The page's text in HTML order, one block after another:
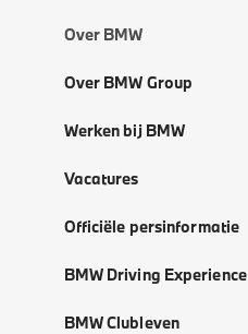
Over BMW
Over BMW Group
Werken bij BMW
Vacatures
Officiële persinformatie
BMW Driving Experience
BMW Clubleven